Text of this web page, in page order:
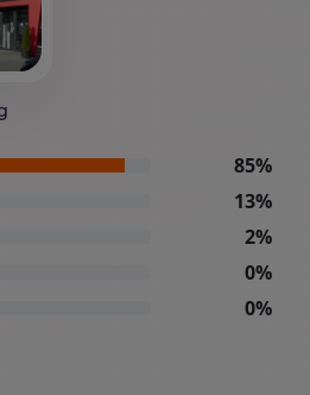
85%
13%
2%
0%
0%